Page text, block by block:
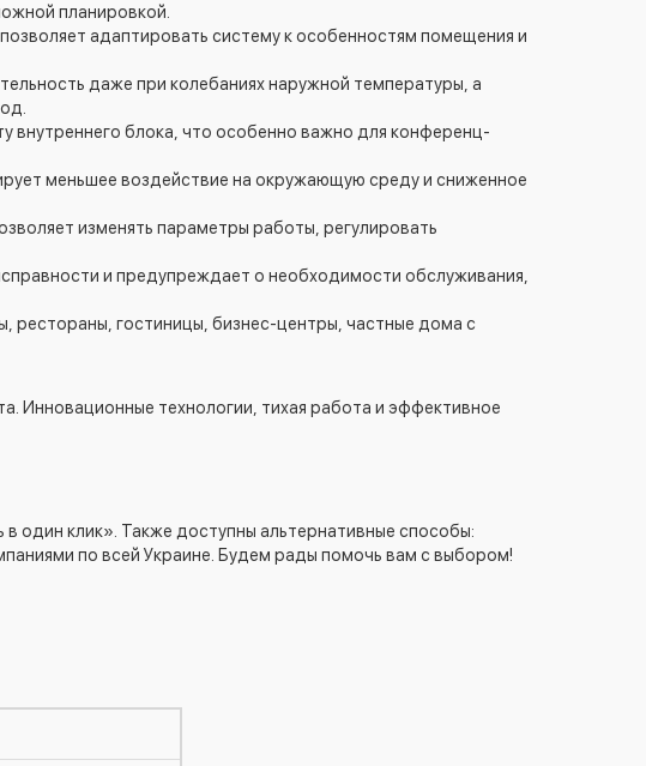
планировкой.
адаптировать систему к особенностям помещения и
даже при колебаниях наружной температуры, а
внутреннего блока, что особенно важно для конференц-
меньшее воздействие на окружающую среду и сниженное
изменять параметры работы, регулировать
и предупреждает о необходимости обслуживания,
рестораны, гостиницы, бизнес-центры, частные дома с
Инновационные технологии, тихая работа и эффективное
один клик». Также доступны альтернативные способы:
по всей Украине. Будем рады помочь вам с выбором!